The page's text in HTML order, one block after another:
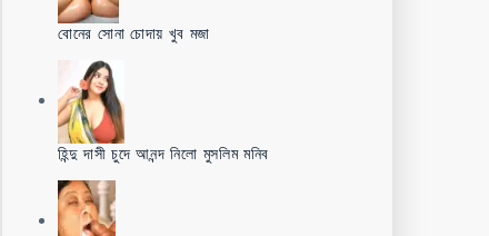
বোনের সোনা চোদায় খুব মজা
হিন্দু দাসী চুদে আনন্দ নিলো মুসলিম মনিব